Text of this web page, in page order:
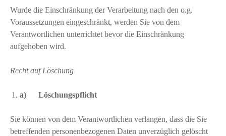
Wurde die Einschränkung der Verarbeitung nach den o.g.
Voraussetzungen eingeschränkt, werden Sie von dem
Verantwortlichen unterrichtet bevor die Einschränkung
aufgehoben wird.
Recht auf Löschung
a) Löschungspflicht
Sie können von dem Verantwortlichen verlangen, dass die Sie
betreffenden personenbezogenen Daten unverzüglich gelöscht